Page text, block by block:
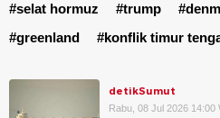
#selat hormuz #trump
#greenland
#konflik timur
detikSumut
Rabu, 08 Jul 2026 14:00